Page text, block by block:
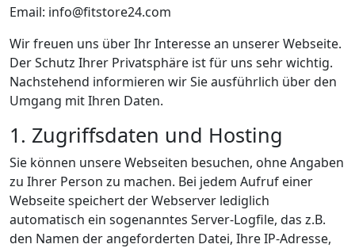
Email: info@fitstore24.com
Wir freuen uns über Ihr Interesse an unserer Webseite.
Der Schutz Ihrer Privatsphäre ist für uns sehr wichtig.
Nachstehend informieren wir Sie ausführlich über den
Umgang mit Ihren Daten.
1. Zugriffsdaten und Hosting
Sie können unsere Webseiten besuchen, ohne Angaben
zu Ihrer Person zu machen. Bei jedem Aufruf einer
Webseite speichert der Webserver lediglich
automatisch ein sogenanntes Server-Logfile, das z.B.
den Namen der angeforderten Datei, Ihre IP-Adresse,